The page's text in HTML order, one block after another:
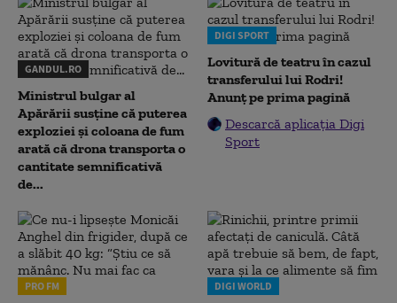
GANDUL.RO
Ministrul bulgar al
Apărării susține că puterea
exploziei și coloana de fum
arată că drona transporta o
cantitate semnificativă
de...
DIGI SPORT
Lovitură de teatru în cazul
transferului lui Rodri!
Anunț pe prima pagină
Descarcă aplicația Digi
Sport
PRO FM DIGI WORLD